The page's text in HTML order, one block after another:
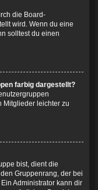
die Board-
wird. Wenn du eine
solltest du einen
farbig dargestellt?
Mitglieder leichter zu
bist, dient die
Gruppenrang, der bei
Administrator kann dir